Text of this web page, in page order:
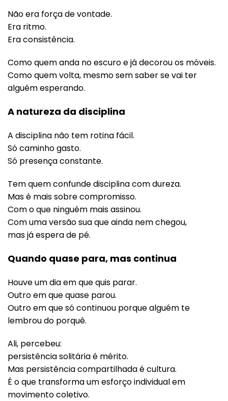
Não era força de vontade.
Era ritmo.
Era consistência.
Como quem anda no escuro e já decorou os móveis.
Como quem volta, mesmo sem saber se vai ter
alguém esperando.
A natureza da disciplina
A disciplina não tem rotina fácil.
Só caminho gasto.
Só presença constante.
Tem quem confunde disciplina com dureza.
Mas é mais sobre compromisso.
Com o que ninguém mais assinou.
Com uma versão sua que ainda nem chegou,
mas já espera de pé.
Quando quase para, mas continua
Houve um dia em que quis parar.
Outro em que quase parou.
Outro em que só continuou porque alguém te
lembrou do porquê.
Ali, percebeu:
persistência solitária é mérito.
Mas persistência compartilhada é cultura.
É o que transforma um esforço individual em
movimento coletivo.